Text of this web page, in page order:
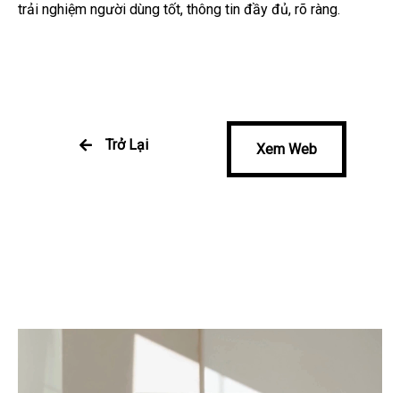
trải nghiệm người dùng tốt, thông tin đầy đủ, rõ ràng.
Trở Lại Xem Web